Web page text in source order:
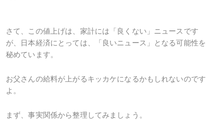
さて、この値上げは、家計には「良くない」ニュースです
が、日本経済にとっては、「良いニュース」となる可能性を
秘めています。
お父さんの給料が上がるキッカケになるかもしれないのです
よ。
まず、事実関係から整理してみましょう。